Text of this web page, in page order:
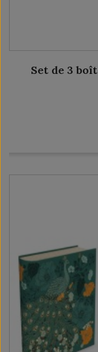
Set de 3